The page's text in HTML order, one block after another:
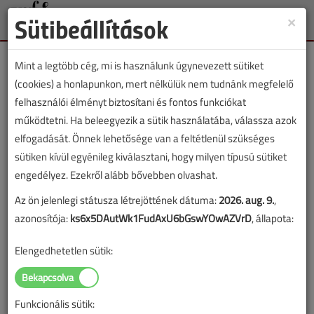
Toggle
Lapszám:
TARTALOM
Épületgépészet Szakmatörténet
In memoriam Orolin András
Történetek a régi tervezői világból
2017/4. lapszám
×
Sütibeállítások
Mint a legtöbb cég, mi is használunk úgynevezett sütiket
(cookies) a honlapunkon, mert nélkülük nem tudnánk megfelelő
felhasználói élményt biztosítani és fontos funkciókat
működtetni. Ha beleegyezik a sütik használatába, válassza azok
elfogadását. Önnek lehetősége van a feltétlenül szükséges
sütiken kívül egyénileg kiválasztani, hogy milyen típusú sütiket
engedélyez. Ezekről alább bővebben olvashat.
Az ön jelenlegi státusza létrejöttének dátuma:2026. aug. 9.,
azonosítója:ks6x5DAutWk1FudAxU6bGswYOwAZVrD, állapota:
Elengedhetetlen sütik:
Funkcionális sütik: